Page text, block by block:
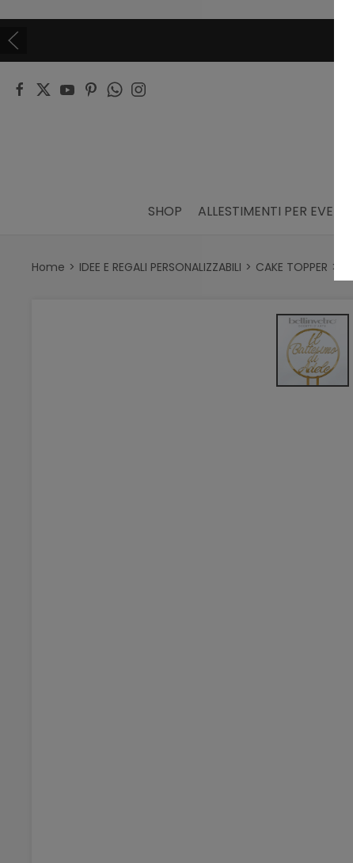
SHOP ALLESTIMENTI PER EVENTI
Home IDEE E REGALI PERSONALIZZABILI CAKE TOPPER